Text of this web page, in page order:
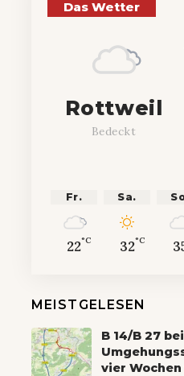
Das Wetter
Rottweil
Bedeckt
Fr.
22°C
Sa.
32°C
MEISTGELESEN
B 14/B 27
vier